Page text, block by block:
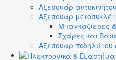
Αξεσουάρ αυτοκινήτου
Αξεσουάρ
Μπαγκαζιέρες
Σχάρες και
Αξεσουάρ ποδηλάτου